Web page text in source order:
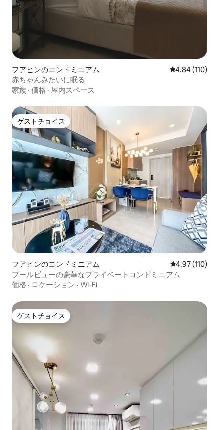
フアヒンのコンドミニアム レビュー110
4.84 (110)
赤ちゃんみたいに眠る
家族 · 価格 · 屋内スペース
ゲストチョイス
ゲストチョイス
フアヒンのコンドミニアム レビュー110
4.97 (110)
プールビューの豪華なプライベートコンドミニアム
価格 · ロケーション · Wi-Fi
ゲストチョイス
ゲストチョイス